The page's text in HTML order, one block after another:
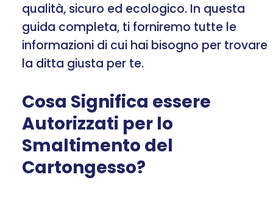
qualità, sicuro ed ecologico. In questa
guida completa, ti forniremo tutte le
informazioni di cui hai bisogno per trovare
la ditta giusta per te.
Cosa Significa essere
Autorizzati per lo
Smaltimento del
Cartongesso?